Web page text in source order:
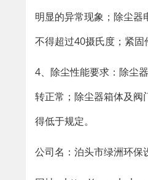
明显的异常现象；除尘器
不得超过40摄氏度；紧固
4、除尘性能要求：除尘
转正常；除尘器箱体及阀
得低于规定。
公司名：泊头市绿洲环保